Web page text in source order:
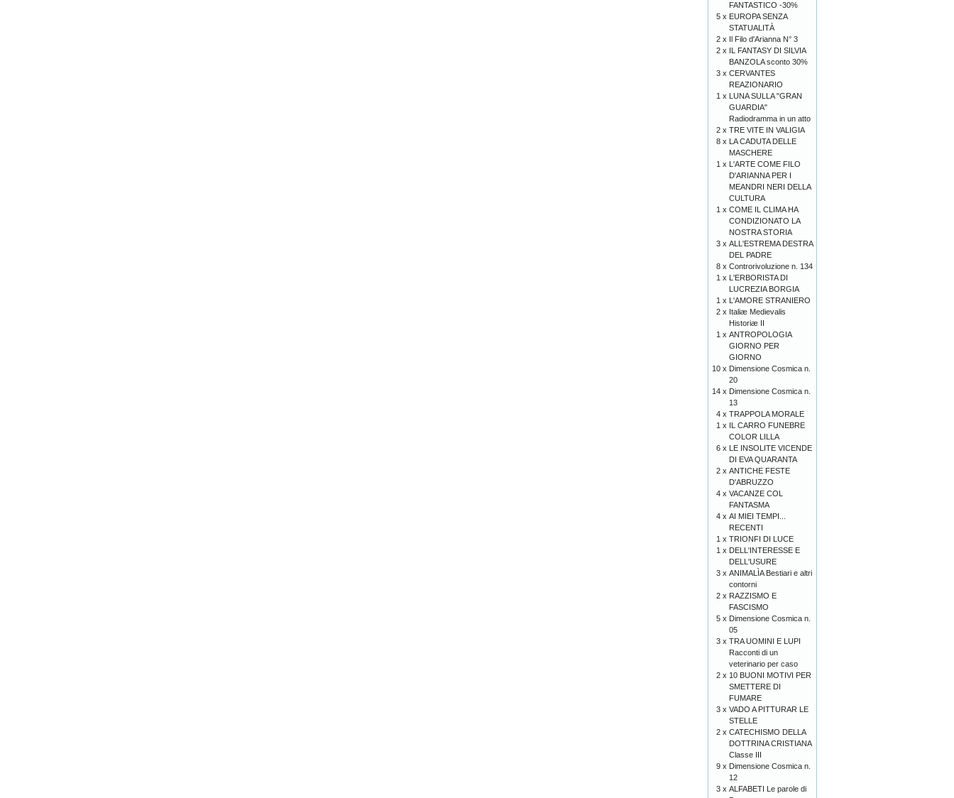
FANTASTICO -30%
5 x EUROPA SENZA
STATUALITÀ
2 x Il Filo d'Arianna N° 3
2 x IL FANTASY DI SILVIA
BANZOLA sconto 30%
3 x CERVANTES
REAZIONARIO
1 x LUNA SULLA "GRAN
GUARDIA"
Radiodramma in un atto
2 x TRE VITE IN VALIGIA
8 x LA CADUTA DELLE
MASCHERE
1 x L'ARTE COME FILO
D'ARIANNA PER I
MEANDRI NERI DELLA
CULTURA
1 x COME IL CLIMA HA
CONDIZIONATO LA
NOSTRA STORIA
3 x ALL'ESTREMA DESTRA
DEL PADRE
8 x Controrivoluzione n. 134
1 x L'ERBORISTA DI
LUCREZIA BORGIA
1 x L'AMORE STRANIERO
2 x Italiæ Medievalis
Historiæ II
1 x ANTROPOLOGIA
GIORNO PER
GIORNO
10 x Dimensione Cosmica n.
20
14 x Dimensione Cosmica n.
13
4 x TRAPPOLA MORALE
1 x IL CARRO FUNEBRE
COLOR LILLA
6 x LE INSOLITE VICENDE
DI EVA QUARANTA
2 x ANTICHE FESTE
D'ABRUZZO
4 x VACANZE COL
FANTASMA
4 x AI MIEI TEMPI...
RECENTI
1 x TRIONFI DI LUCE
1 x DELL'INTERESSE E
DELL'USURE
3 x ANIMALÌA Bestiari e altri
contorni
2 x RAZZISMO E
FASCISMO
5 x Dimensione Cosmica n.
05
3 x TRA UOMINI E LUPI
Racconti di un
veterinario per caso
2 x 10 BUONI MOTIVI PER
SMETTERE DI
FUMARE
3 x VADO A PITTURAR LE
STELLE
2 x CATECHISMO DELLA
DOTTRINA CRISTIANA
Classe III
9 x Dimensione Cosmica n.
12
3 x ALFABETI Le parole di